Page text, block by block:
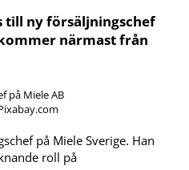
till ny försäljningschef
närmast från
på Miele Sverige. Han
roll på